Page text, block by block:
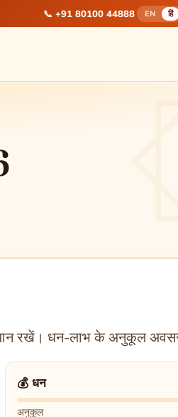
📞 +91 80100 44888 EN हिं
रखें। धन-लाभ के अनुकूल
💰 धन
अनुकूल